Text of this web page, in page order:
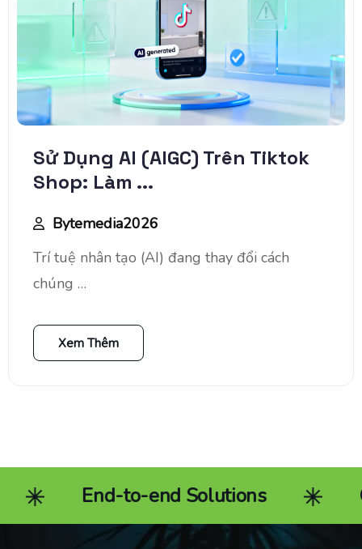
Sử Dụng AI (AIGC) Trên Tiktok
Shop: Làm ...
Bytemedia2026
Trí tuệ nhân tạo (AI) đang thay đổi cách
chúng …
Xem Thêm
Community